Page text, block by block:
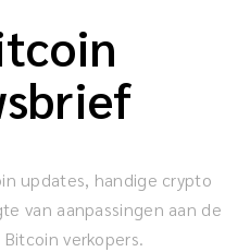
updates, handige crypto
van aanpassingen aan de
verkopers.